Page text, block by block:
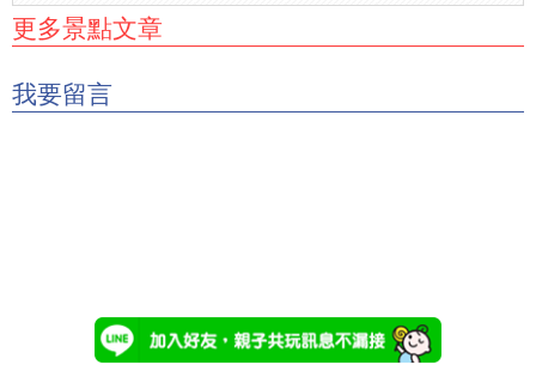
更多景點文章
我要留言